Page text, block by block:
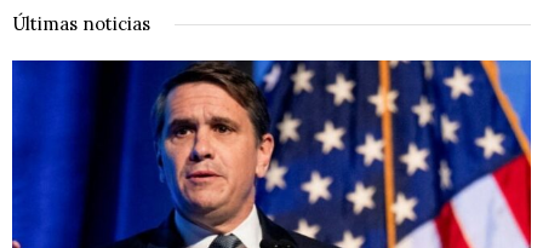
Últimas noticias